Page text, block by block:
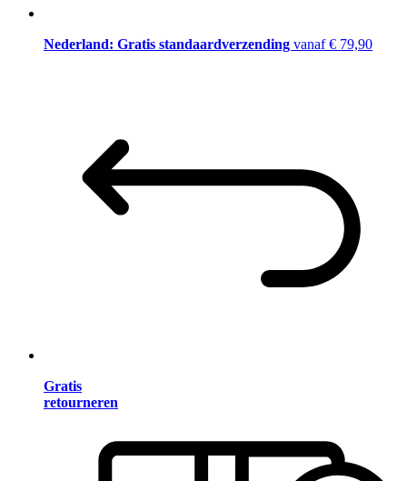
Nederland: Gratis standaardverzending vanaf € 79,90
Gratis
retourneren